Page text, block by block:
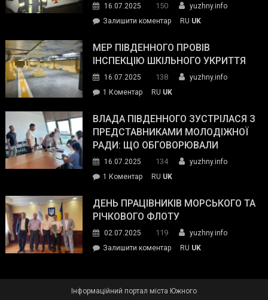
силових
та
органів:
«Наш
спільний
окупанти.
Маємо
діяти
команда
16.07.2025 150
yuzhny.info
Залишити коментарon
ДСНС
власноруч
пожежу
у
RU UK
МЕР ПІВДЕННОГО ПРОВІВ
ІНСПЕКЦІЮ ШКІЛЬНОГО УКРИТТЯ
16.07.2025 138
yuzhny.info
1 Коментардо
Південного
провів
інспекцію
укриття
RU UK
ВЛАДА ПІВДЕННОГО ЗУСТРІЛАСЯ З
ПРЕДСТАВНИКАМИ МОЛОДІЖНОЇ
РАДИ: ЩО ОБГОВОРЮВАЛИ
16.07.2025 134
yuzhny.info
1 Коментардо
Південного
зустрілася
представниками
молодіжної
обговорювали
RU UK
ДЕНЬ ПРАЦІВНИКІВ МОРСЬКОГО ТА
РІЧКОВОГО ФЛОТУ
02.07.2025 119
yuzhny.info
Залишити коментарon
RU UK
Інформаційний портал міста Южного